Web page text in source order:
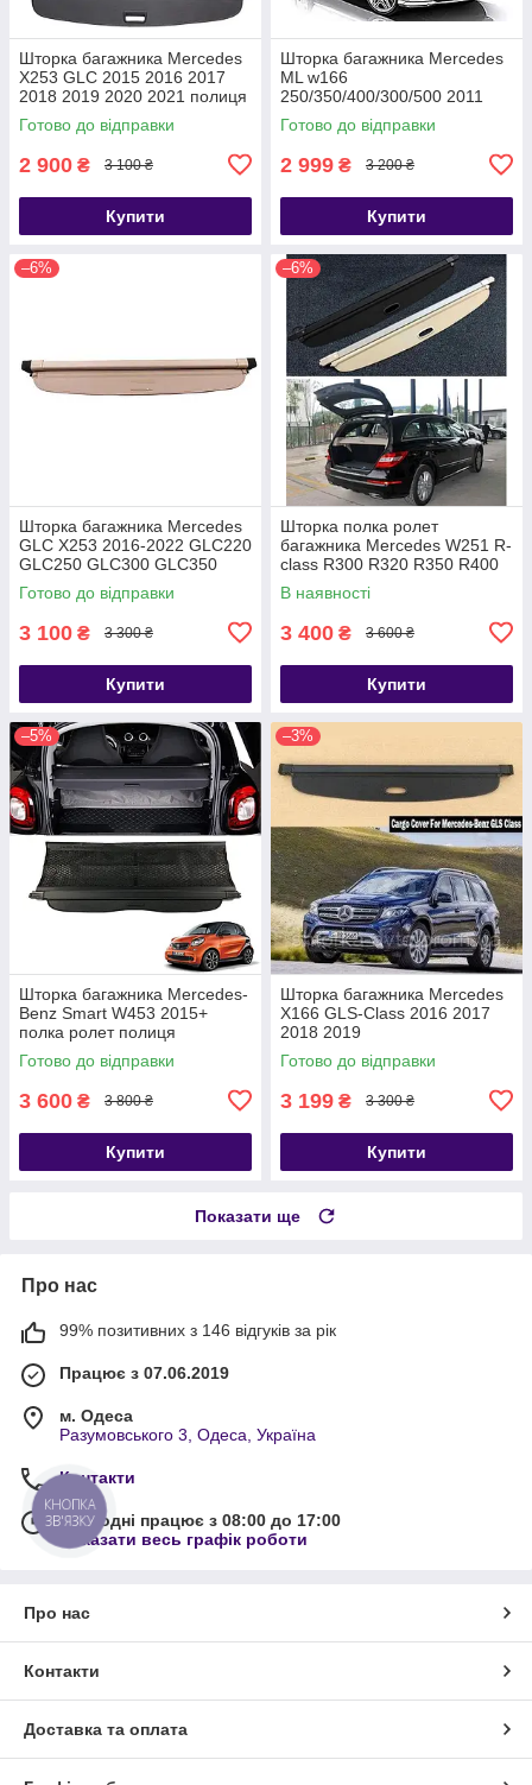
Шторка багажника Mercedes
X253 GLC 2015 2016 2017
2018 2019 2020 2021 полиця
полка ролет
Готово до відправки
2 900 ₴ 3 100 ₴
Купити
Шторка багажника Mercedes
ML w166
250/350/400/300/500 2011
2012 2013 2014 2015 полка
ролет
Готово до відправки
2 999 ₴ 3 200 ₴
Купити
–6%
Шторка багажника Mercedes
GLC X253 2016-2022 GLC220
GLC250 GLC300 GLC350
GLC43 GLC63 полиця полка
ролет
Готово до відправки
3 100 ₴ 3 300 ₴
Купити
–6%
Шторка полка ролет
багажника Mercedes W251 R-
class R300 R320 R350 R400
R500 2006 2007 2008 2009
2010 2011 2012 2013
В наявності
3 400 ₴ 3 600 ₴
Купити
–5%
Шторка багажника Mercedes-
Benz Smart W453 2015+
полка ролет полиця
Готово до відправки
3 600 ₴ 3 800 ₴
Купити
–3%
Шторка багажника Mercedes
X166 GLS-Class 2016 2017
2018 2019
Готово до відправки
3 199 ₴ 3 300 ₴
Купити
Показати ще
Про нас
99% позитивних з 146 відгуків за рік
Працює з 07.06.2019
м. Одеса
Разумовського 3, Одеса, Україна
Контакти
Сьогодні працює з 08:00 до 17:00
Показати весь графік роботи
Про нас
Контакти
Доставка та оплата
КНОПКА
ЗВ'ЯЗКУ